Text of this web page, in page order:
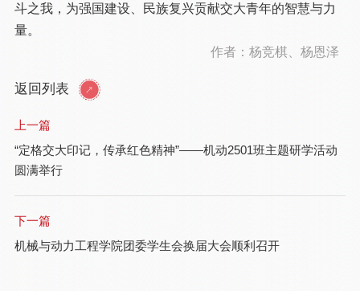
斗之我，为强国建设、民族复兴贡献交大青年的智慧与力
量。
作者：杨竞棋、杨恩泽
返回列表
上一篇
“定格交大印记，传承红色精神”——机动2501班主题研学活动
圆满举行
下一篇
机械与动力工程学院团委学生会换届大会顺利召开